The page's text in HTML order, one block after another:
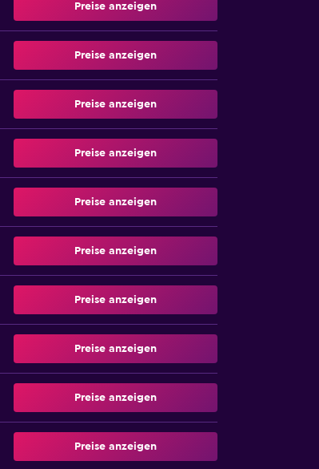
Preise anzeigen
Preise anzeigen
Preise anzeigen
Preise anzeigen
Preise anzeigen
Preise anzeigen
Preise anzeigen
Preise anzeigen
Preise anzeigen
Preise anzeigen